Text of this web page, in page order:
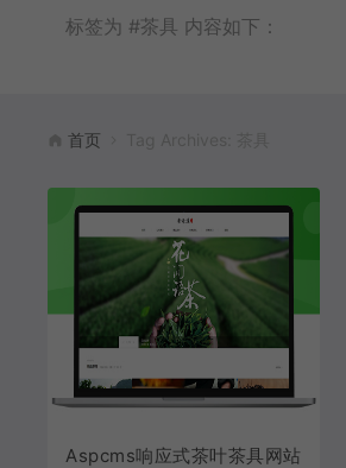
标签为 #茶具 内容如下：
首页
Aspcms响应式茶叶茶具网站